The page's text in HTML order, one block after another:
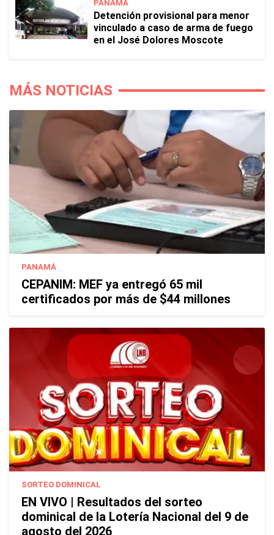
PANAMÁ
Detención provisional para menor
vinculado a caso de arma de fuego
en el José Dolores Moscote
MÁS NOTICIAS
PANAMÁ
CEPANIM: MEF ya entregó 65 mil
certificados por más de $44 millones
SORTEO DOMINICAL
EN VIVO | Resultados del sorteo
dominical de la Lotería Nacional del 9 de
agosto del 2026